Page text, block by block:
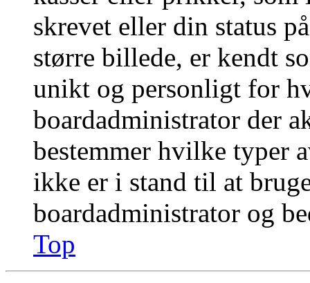
skrevet eller din status
større billede, er kendt
unikt og personligt for
boardadministrator der
bestemmer hvilke typer
ikke er i stand til at
boardadministrator og
Top